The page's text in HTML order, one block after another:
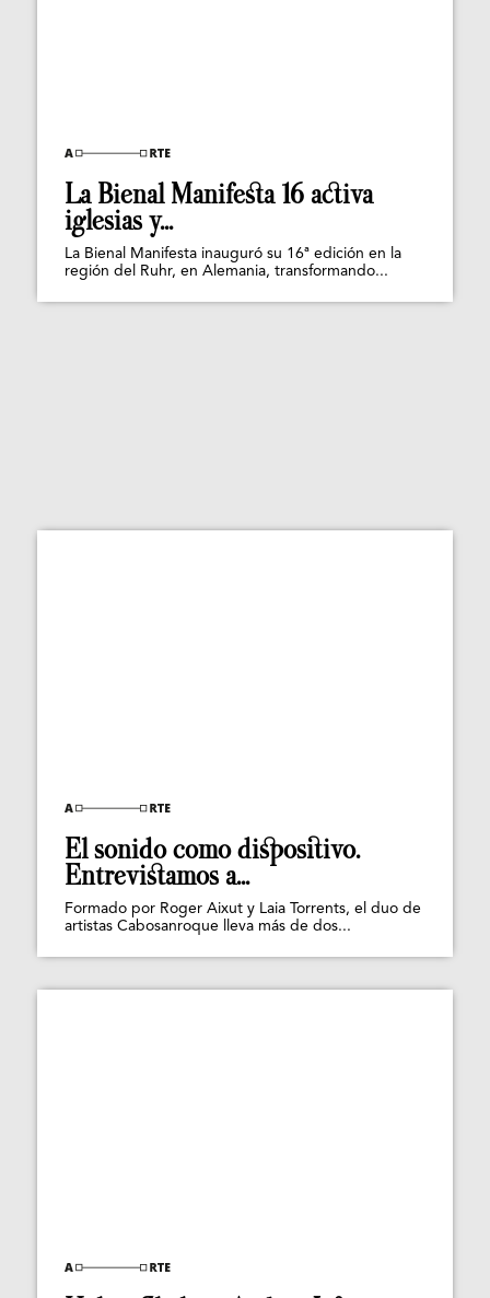
La Bienal Manifesta 16 activa
iglesias y...
La Bienal Manifesta inauguró su 16ª edición en la
región del Ruhr, en Alemania, transformando...
El sonido como dispositivo.
Entrevistamos a...
Formado por Roger Aixut y Laia Torrents, el duo de
artistas Cabosanroque lleva más de dos...